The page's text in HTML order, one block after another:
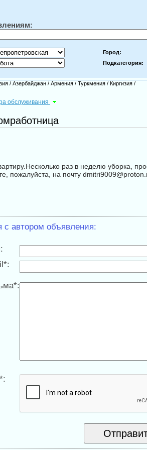
Город:
Подкатегория:
/ Азербайджан / Армения / Туркмения / Киргизия /
обслуживания
раз в неделю уборка,
пожалуйста, на почту
с автором объявления: